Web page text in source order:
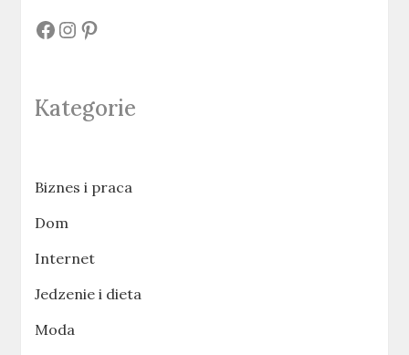
# # #
Kategorie
Biznes i praca
Dom
Internet
Jedzenie i dieta
Moda